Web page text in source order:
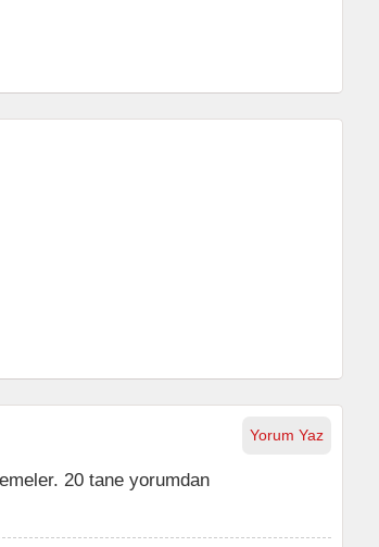
Yorum Yaz
20 tane yorumdan